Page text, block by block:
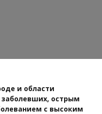
и области
заболевших, острым
с высоким